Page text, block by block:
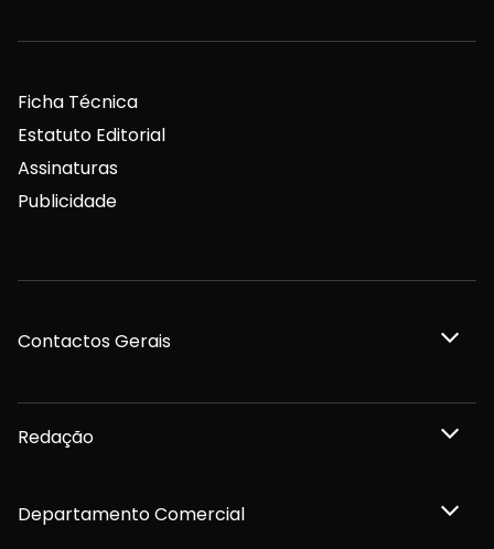
Ficha Técnica
Estatuto Editorial
Assinaturas
Publicidade
Contactos Gerais
Redação
Departamento Comercial